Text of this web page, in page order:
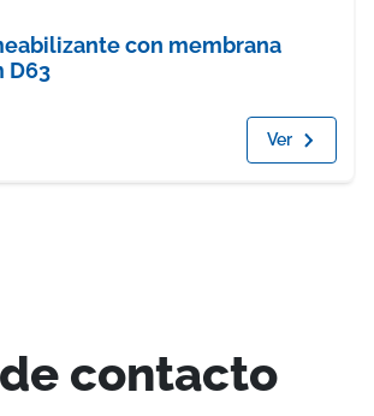
con membrana
D63
Ver
contacto